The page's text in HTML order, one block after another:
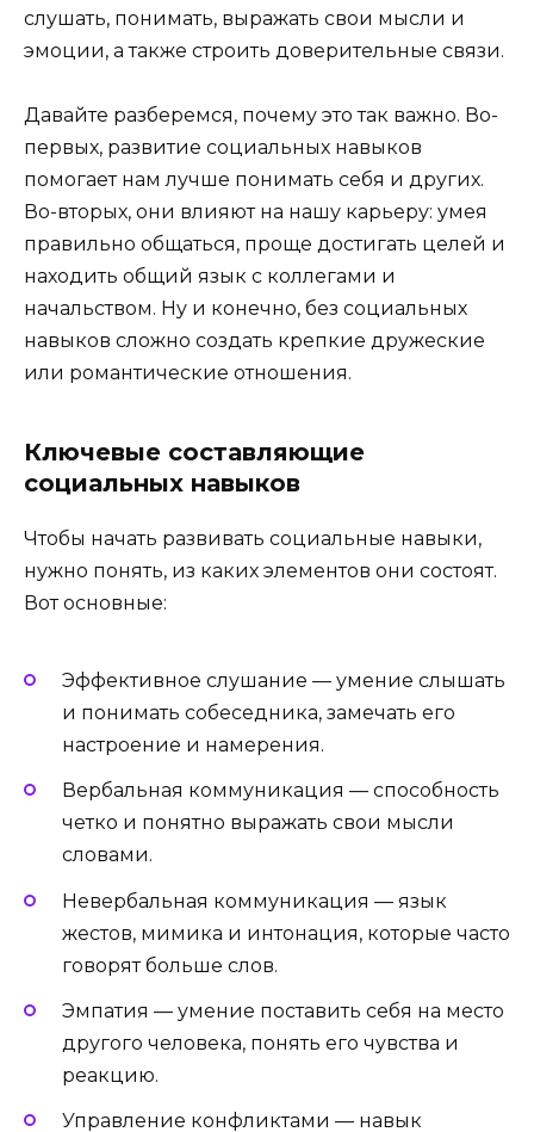
слушать, понимать, выражать свои мысли и
эмоции, а также строить доверительные связи.
Давайте разберемся, почему это так важно. Во-
первых, развитие социальных навыков
помогает нам лучше понимать себя и других.
Во-вторых, они влияют на нашу карьеру: умея
правильно общаться, проще достигать целей и
находить общий язык с коллегами и
начальством. Ну и конечно, без социальных
навыков сложно создать крепкие дружеские
или романтические отношения.
Ключевые составляющие
социальных навыков
Чтобы начать развивать социальные навыки,
нужно понять, из каких элементов они состоят.
Вот основные:
Эффективное слушание — умение слышать
и понимать собеседника, замечать его
настроение и намерения.
Вербальная коммуникация — способность
четко и понятно выражать свои мысли
словами.
Невербальная коммуникация — язык
жестов, мимика и интонация, которые часто
говорят больше слов.
Эмпатия — умение поставить себя на место
другого человека, понять его чувства и
реакцию.
Управление конфликтами — навык